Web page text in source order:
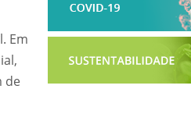
Em
de